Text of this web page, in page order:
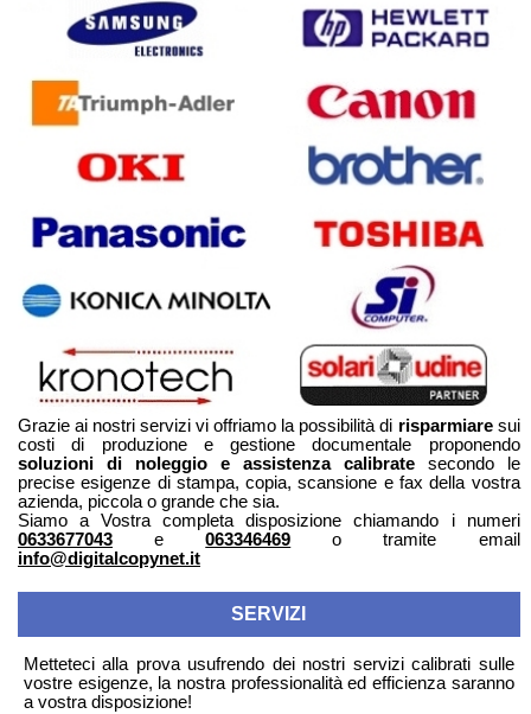
Grazie ai nostri servizi vi offriamo la possibilità di risparmiaresui
costi di produzione e gestione documentale proponendo
soluzioni di noleggio e assistenza calibratesecondo le
precise esigenze di stampa, copia, scansione e fax della vostra
azienda, piccola o grande che sia.
Siamo a Vostra completa disposizione chiamando i numeri
0633677043 e063346469 o tramite email
info@digitalcopynet.it
SERVIZI
Metteteci alla prova usufrendo dei nostri servizi calibrati sulle
vostre esigenze, la nostra professionalità ed efficienza saranno
a vostra disposizione!